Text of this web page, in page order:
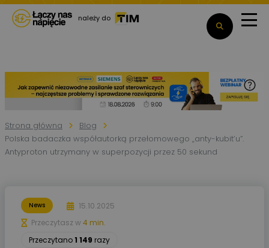
należy do
Strona główna
Blog
Polska badaczka współautorką przełomowego „anty-kubit’u”.
Antyproton utrzymany w superpozycji przez 50 sekund
News
15.10.2025
Przeczytasz w 4 min.
Przeczytano1 149 razy